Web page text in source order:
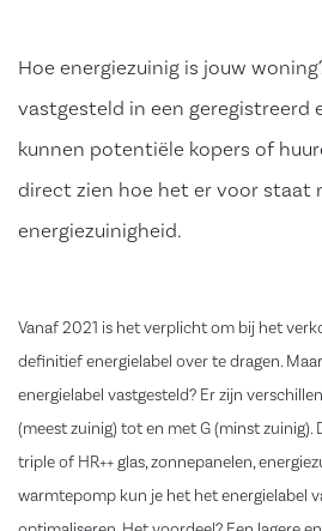
Hoe energiezuinig is jouw
vastgesteld in een geregistreerd
kunnen potentiële kopers of
direct zien hoe het er voor staat
energiezuinigheid.
Vanaf 2021 is het verplicht om bij het
definitief energielabel over te dragen.
energielabel vastgesteld? Er zijn
(meest zuinig) tot en met G (minst zuinig).
triple of HR++ glas, zonnepanelen,
warmtepomp kun je het het energielabel